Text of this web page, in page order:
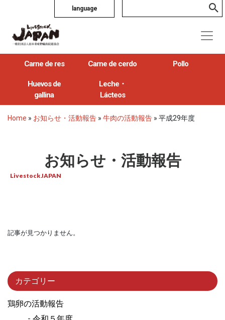
language
Carne de res Carne de cerdo Pollo
Huevos de
gallina
Leche・
Lácteos
Home » お知らせ・活動報告 » 牛肉の活動報告 » 平成29年度
お知らせ・活動報告
Livestock JAPAN
記事が見つかりません。
カテゴリー
鶏卵の活動報告